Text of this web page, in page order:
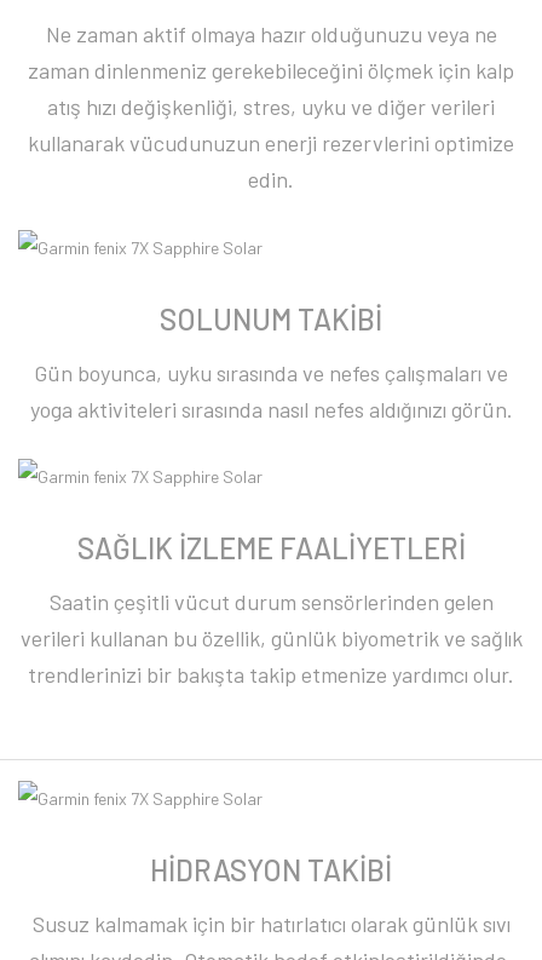
Ne zaman aktif olmaya hazır olduğunuzu veya ne
zaman dinlenmeniz gerekebileceğini ölçmek için kalp
atış hızı değişkenliği, stres, uyku ve diğer verileri
kullanarak vücudunuzun enerji rezervlerini optimize
edin.
SOLUNUM TAKİBİ
Gün boyunca, uyku sırasında ve nefes çalışmaları ve
yoga aktiviteleri sırasında nasıl nefes aldığınızı görün.
SAĞLIK İZLEME FAALİYETLERİ
Saatin çeşitli vücut durum sensörlerinden gelen
verileri kullanan bu özellik, günlük biyometrik ve sağlık
trendlerinizi bir bakışta takip etmenize yardımcı olur.
HİDRASYON TAKİBİ
Susuz kalmamak için bir hatırlatıcı olarak günlük sıvı